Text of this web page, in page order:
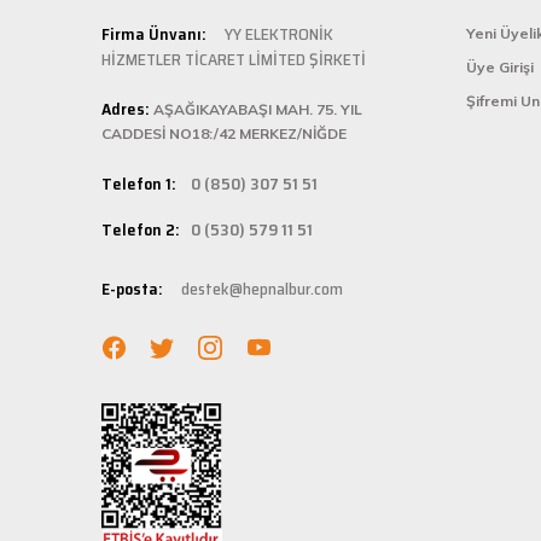
ü... ş... | 22/01/2025
Deneyimini Paylaş
Kolay
istediğiniz
bilgilere
Hızlı
adresinize
Firma Ünvanı:
YY ELEKTRONİK
HİZMETLER TİCARET LİMİTED ŞİRKETİ
Adres: AŞAĞIKAYABAŞI MAH. 75. YIL
CADDESİ NO18:/42 MERKEZ/NİĞDE
Telefon 1: 0 (850) 307 51 51
Telefon 2: 0 (530) 579 11 51
E-posta: destek@hepnalbur.com
Yeni
Üye Girişi
Şifremi